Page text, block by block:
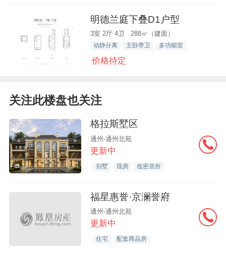
明德兰庭下叠D1户型
3室 2厅 4卫 288㎡（建面）
动静分离 主卧带卫 多功能室
价格待定
关注此楼盘也关注
格拉斯墅区
通州-通州北苑
更新中
别墅 现房 低密居所
福星惠誉·京澜誉府
通州-通州北苑
更新中
住宅 配套商品房